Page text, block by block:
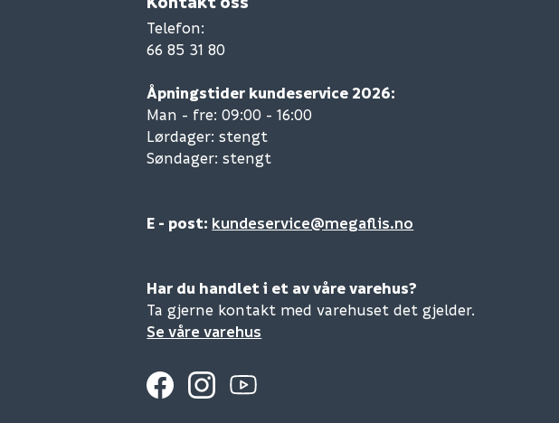
Telefon:
66 85 31 80
Åpningstider kundeservice 2026:
Man - fre: 09:00 - 16:00
Lørdager: stengt
Søndager: stengt
E - post: kundeservice@megaflis.no
Har du handlet i et av våre varehus?
Ta gjerne kontakt med varehuset det gjelder.
Se våre varehus